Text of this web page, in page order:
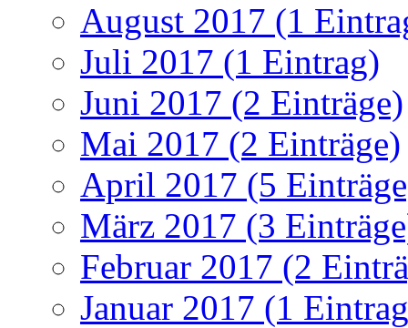
August 2017 (1
Juli 2017 (1 Eintrag)
Juni 2017 (2 Einträge)
Mai 2017 (2 Einträge)
April 2017 (5
März 2017 (3
Februar 2017 (2
Januar 2017 (1